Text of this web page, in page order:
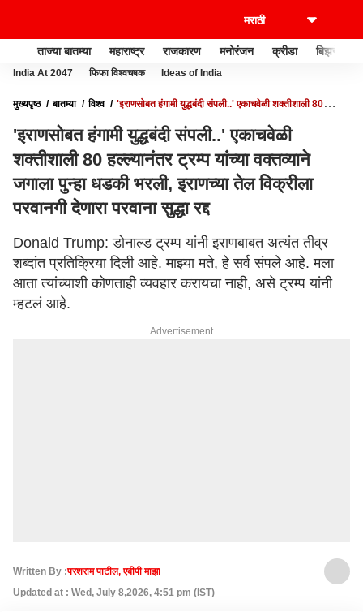
ताज्या बातम्या महाराष्ट्र राजकारण मनोरंजन क्रीडा बिझनेस
India At 2047 फिफा विश्वचषक Ideas of India
मुख्यपृष्ठ बातम्या विश्व
'इराणसोबत हंगामी युद्धबंदी संपली..' एकाचवेळी शक्तीशाली 80
परवाना सुद्धा रद्द
'इराणसोबत हंगामी युद्धबंदी संपली..' एकाचवेळी
शक्तीशाली 80 हल्ल्यानंतर ट्रम्प यांच्या वक्तव्याने
जगाला पुन्हा धडकी भरली, इराणच्या तेल विक्रीला
परवानगी देणारा परवाना सुद्धा रद्द
Donald Trump: डोनाल्ड ट्रम्प यांनी इराणबाबत अत्यंत तीव्र
शब्दांत प्रतिक्रिया दिली आहे. माझ्या मते, हे सर्व संपले आहे. मला
आता त्यांच्याशी कोणताही व्यवहार करायचा नाही, असे ट्रम्प यांनी
म्हटलं आहे.
Advertisement
Written By :परशराम पाटील, एबीपी माझा
Updated at : Wed, July 8,2026, 4:51 pm (IST)